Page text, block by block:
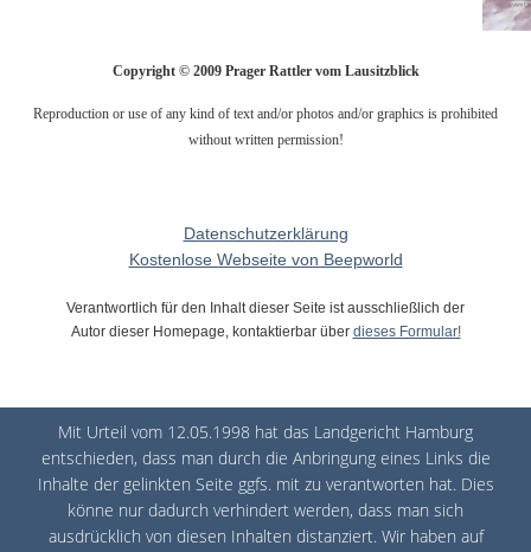
Copyright © 2009 Prager Rattler vom Lausitzblick
Reproduction or use of any kind of text and/or photos and/or graphics is prohibited
without written permission!
Datenschutzerklärung
Kostenlose Webseite von Beepworld
Verantwortlich für den Inhalt dieser Seite ist ausschließlich der
Autor dieser Homepage, kontaktierbar über dieses Formular!
Mit Urteil vom 12.05.1998 hat das Landgericht Hamburg
entschieden, dass man durch die Anbringung eines Links die
Inhalte der gelinkten Seite ggfs. mit zu verantworten hat. Dies
könne nur dadurch verhindert werden, dass man sich
ausdrücklich von diesen Inhalten distanziert. Wir haben auf